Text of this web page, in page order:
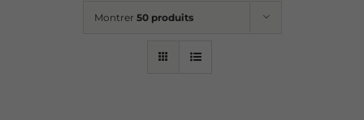
Montrer 50 produits